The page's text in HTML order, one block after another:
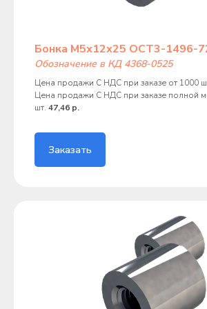
Бонка М5х12х25 ОСТ3-1496-
Обозначение в КД 4368-0525
Цена продажи С НДС при заказе от 1000
Цена продажи С НДС при заказе полной
шт. 47,46 р.
Заказать